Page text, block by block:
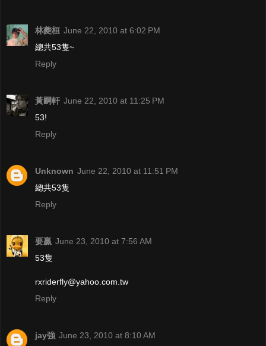
林夔桓 June 22, 2010 at 6:02 PM
總共53隻~
Reply
黃嗣軒 June 22, 2010 at 11:25 PM
53!
Reply
Unknown June 22, 2010 at 11:51 PM
總共53隻
Reply
要贏 June 23, 2010 at 7:56 AM
53隻
rxriderfly@yahoo.com.tw
Reply
jay強 June 23, 2010 at 8:10 AM